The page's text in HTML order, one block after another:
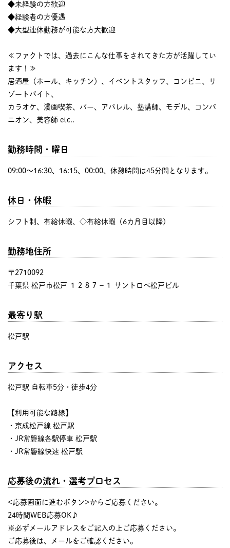
◆未経験の方歓迎
◆経験者の方優遇
◆大型連休勤務が可能な方大歓迎
≪ファクトでは、過去にこんな仕事をされてきた方が活躍してい
ます！≫
居酒屋（ホール、キッチン）、イベントスタッフ、コンビニ、リ
ゾートバイト、
カラオケ、漫画喫茶、バー、アパレル、塾講師、モデル、コンパ
ニオン、美容師 etc..
勤務時間・曜日
09:00〜16:30、16:15、00:00、休憩時間は45分間となります。
休日・休暇
シフト制、有給休暇、◇有給休暇（6カ月目以降）
勤務地住所
〒2710092
千葉県 松戸市松戸 １２８７−１ サントロペ松戸ビル
最寄り駅
松戸駅
アクセス
松戸駅 自転車5分・徒歩4分
【利用可能な路線】
・京成松戸線 松戸駅
・JR常磐線各駅停車 松戸駅
・JR常磐線快速 松戸駅
応募後の流れ・選考プロセス
<応募画面に進むボタン>からご応募ください。
24時間WEB応募OK♪
※必ずメールアドレスをご記入の上ご応募ください。
ご応募後は、メールをご確認ください。